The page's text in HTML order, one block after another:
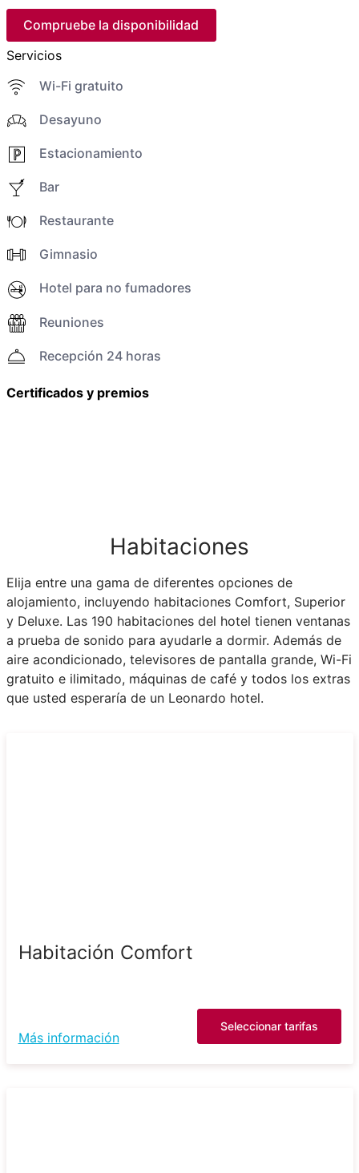
Compruebe la disponibilidad
Servicios
Wi-Fi gratuito
Desayuno
Estacionamiento
Bar
Restaurante
Gimnasio
Hotel para no fumadores
Reuniones
Recepción 24 horas
Certificados y premios
Habitaciones
Elija entre una gama de diferentes opciones de
alojamiento, incluyendo habitaciones Comfort, Superior
y Deluxe. Las 190 habitaciones del hotel tienen ventanas
a prueba de sonido para ayudarle a dormir. Además de
aire acondicionado, televisores de pantalla grande, Wi-Fi
gratuito e ilimitado, máquinas de café y todos los extras
que usted esperaría de un Leonardo hotel.
Habitación Comfort
Más información
Seleccionar tarifas